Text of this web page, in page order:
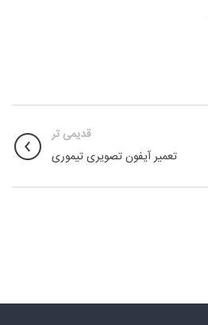
قدیمی تر
تعمیر آیفون تصویری تیموری